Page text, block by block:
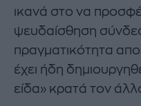
ικανά στο να
ψευδαίσθηση
πραγματικότητα
έχει ήδη
είδα» κρατά τον